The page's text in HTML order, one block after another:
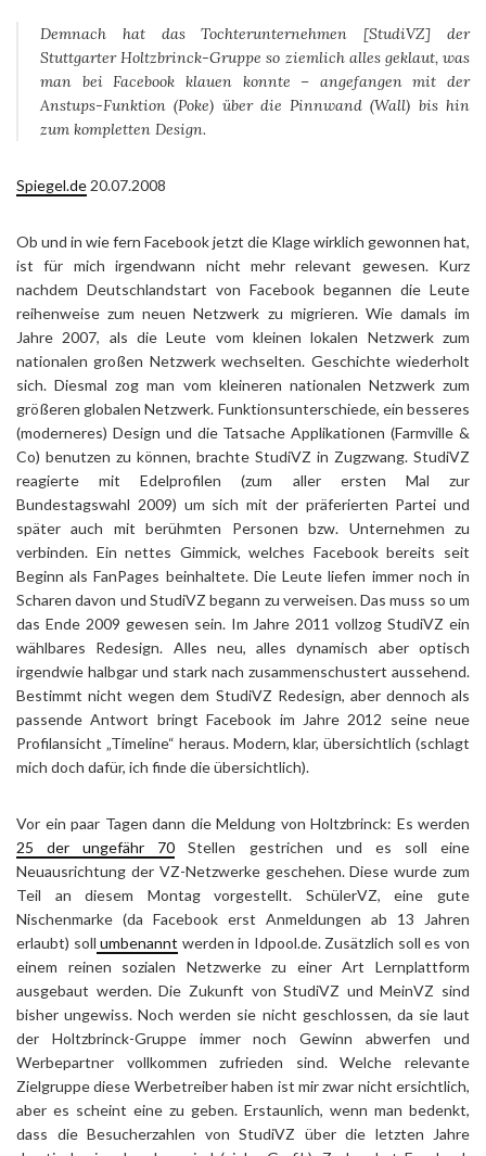
Demnach hat das Tochterunternehmen [StudiVZ] der
Stuttgarter Holtzbrinck-Gruppe so ziemlich alles geklaut, was
man bei Facebook klauen konnte – angefangen mit der
Anstups-Funktion (Poke) über die Pinnwand (Wall) bis hin
zum kompletten Design.
Spiegel.de 20.07.2008
Ob und in wie fern Facebook jetzt die Klage wirklich gewonnen hat,
ist für mich irgendwann nicht mehr relevant gewesen. Kurz
nachdem Deutschlandstart von Facebook begannen die Leute
reihenweise zum neuen Netzwerk zu migrieren. Wie damals im
Jahre 2007, als die Leute vom kleinen lokalen Netzwerk zum
nationalen großen Netzwerk wechselten. Geschichte wiederholt
sich. Diesmal zog man vom kleineren nationalen Netzwerk zum
größeren globalen Netzwerk. Funktionsunterschiede, ein besseres
(moderneres) Design und die Tatsache Applikationen (Farmville &
Co) benutzen zu können, brachte StudiVZ in Zugzwang. StudiVZ
reagierte mit Edelprofilen (zum aller ersten Mal zur
Bundestagswahl 2009) um sich mit der präferierten Partei und
später auch mit berühmten Personen bzw. Unternehmen zu
verbinden. Ein nettes Gimmick, welches Facebook bereits seit
Beginn als FanPages beinhaltete. Die Leute liefen immer noch in
Scharen davon und StudiVZ begann zu verweisen. Das muss so um
das Ende 2009 gewesen sein. Im Jahre 2011 vollzog StudiVZ ein
wählbares Redesign. Alles neu, alles dynamisch aber optisch
irgendwie halbgar und stark nach zusammenschustert aussehend.
Bestimmt nicht wegen dem StudiVZ Redesign, aber dennoch als
passende Antwort bringt Facebook im Jahre 2012 seine neue
Profilansicht „Timeline“ heraus. Modern, klar, übersichtlich (schlagt
mich doch dafür, ich finde die übersichtlich).
Vor ein paar Tagen dann die Meldung von Holtzbrinck: Es werden
25 der ungefähr 70 Stellen gestrichen und es soll eine
Neuausrichtung der VZ-Netzwerke geschehen. Diese wurde zum
Teil an diesem Montag vorgestellt. SchülerVZ, eine gute
Nischenmarke (da Facebook erst Anmeldungen ab 13 Jahren
erlaubt) soll umbenannt werden in Idpool.de. Zusätzlich soll es von
einem reinen sozialen Netzwerke zu einer Art Lernplattform
ausgebaut werden. Die Zukunft von StudiVZ und MeinVZ sind
bisher ungewiss. Noch werden sie nicht geschlossen, da sie laut
der Holtzbrinck-Gruppe immer noch Gewinn abwerfen und
Werbepartner vollkommen zufrieden sind. Welche relevante
Zielgruppe diese Werbetreiber haben ist mir zwar nicht ersichtlich,
aber es scheint eine zu geben. Erstaunlich, wenn man bedenkt,
dass die Besucherzahlen von StudiVZ über die letzten Jahre